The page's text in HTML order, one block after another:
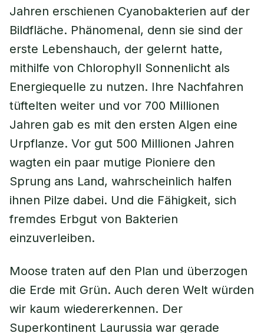
Jahren erschienen Cyanobakterien auf der
Bildfläche. Phänomenal, denn sie sind der
erste Lebenshauch, der gelernt hatte,
mithilfe von Chlorophyll Sonnenlicht als
Energiequelle zu nutzen. Ihre Nachfahren
tüftelten weiter und vor 700 Millionen
Jahren gab es mit den ersten Algen eine
Urpflanze. Vor gut 500 Millionen Jahren
wagten ein paar mutige Pioniere den
Sprung ans Land, wahrscheinlich halfen
ihnen Pilze dabei. Und die Fähigkeit, sich
fremdes Erbgut von Bakterien
einzuverleiben.
Moose traten auf den Plan und überzogen
die Erde mit Grün. Auch deren Welt würden
wir kaum wiedererkennen. Der
Superkontinent Laurussia war gerade